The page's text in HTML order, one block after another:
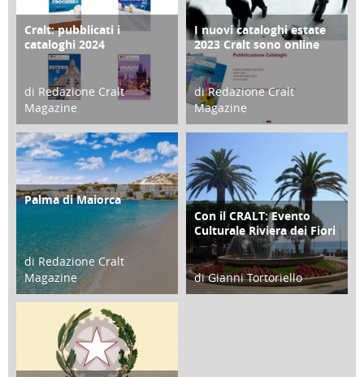
COPERTINA
Cralt: pubblicati i
cataloghi 2024
di Redazione Cralt
Magazine
21 Novembre 2023
CONTRO COPERTINA
I nuovi cataloghi estate
2023 Cralt sono online
di Redazione Cralt
Magazine
07 Marzo 2023
ATTIVITÀ
Palma di Maiorca
di Redazione Cralt
Magazine
25 Giugno 2016
ATTIVITÀ
Con il CRALT: Evento
Culturale Riviera dei Fiori
di Gianni Tortoriello